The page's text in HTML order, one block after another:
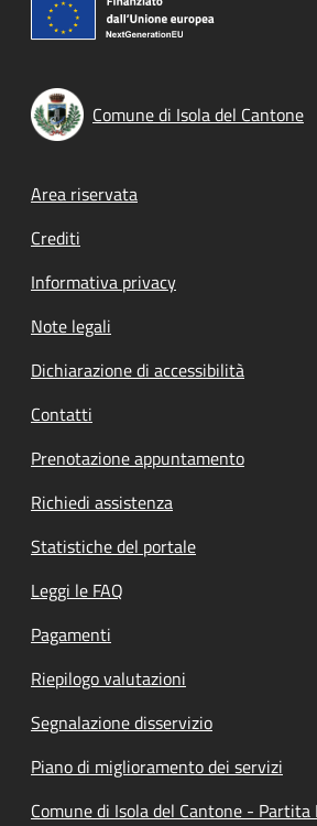
Comune di Isola del Cantone
Footer menu
Area riservata
Crediti
Informativa privacy
Note legali
Dichiarazione di accessibilità
Contatti
Prenotazione appuntamento
Richiedi assistenza
Statistiche del portale
Leggi le FAQ
Pagamenti
Riepilogo valutazioni
Segnalazione disservizio
Piano di miglioramento dei servizi
Comune di Isola del Cantone - Partita